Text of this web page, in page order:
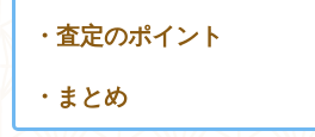
・査定のポイント
・まとめ